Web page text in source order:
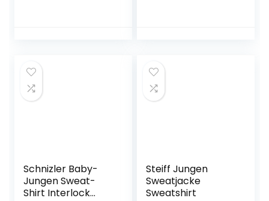
Schnizler Baby-
Jungen Sweat-
Shirt Interlock
Steiff Jungen
Sweatjacke
Sweatshirt